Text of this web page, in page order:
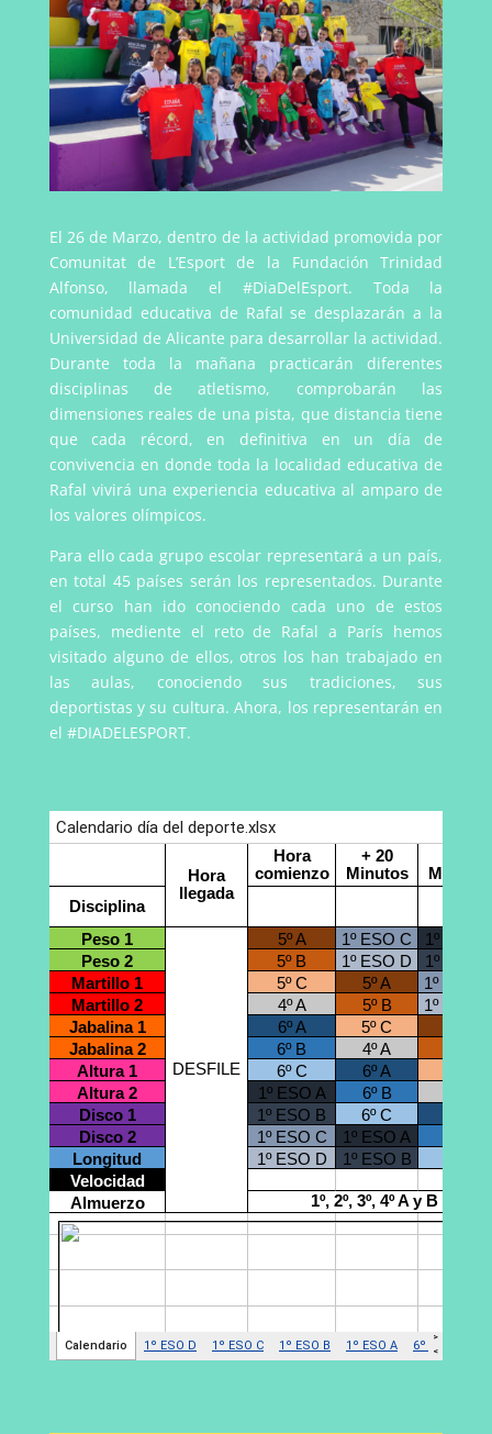
El 26 de Marzo, dentro de la actividad promovida por
Comunitat de L’Esport de la Fundación Trinidad
Alfonso, llamada el #DiaDelEsport. Toda la
comunidad educativa de Rafal se desplazarán a la
Universidad de Alicante para desarrollar la actividad.
Durante toda la mañana practicarán diferentes
disciplinas de atletismo, comprobarán las
dimensiones reales de una pista, que distancia tiene
que cada récord, en definitiva en un día de
convivencia en donde toda la localidad educativa de
Rafal vivirá una experiencia educativa al amparo de
los valores olímpicos.
Para ello cada grupo escolar representará a un país,
en total 45 países serán los representados. Durante
el curso han ido conociendo cada uno de estos
países, mediente el reto de Rafal a París hemos
visitado alguno de ellos, otros los han trabajado en
las aulas, conociendo sus tradiciones, sus
deportistas y su cultura. Ahora, los representarán en
el #DIADELESPORT.